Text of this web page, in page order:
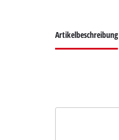
Artikelbeschreibung